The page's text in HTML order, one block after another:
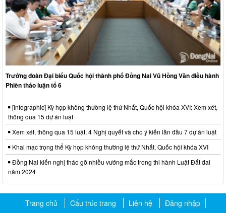
Trưởng đoàn Đại biểu Quốc hội thành phố Đồng Nai Vũ Hồng Văn điều hành
Phiên thảo luận tổ 6
[Infographic] Kỳ họp không thường lệ thứ Nhất, Quốc hội khóa XVI: Xem xét,
thông qua 15 dự án luật
Xem xét, thông qua 15 luật, 4 Nghị quyết và cho ý kiến lần đầu 7 dự án luật
Khai mạc trọng thể Kỳ họp không thường lệ thứ Nhất, Quốc hội khóa XVI
Đồng Nai kiến nghị tháo gỡ nhiều vướng mắc trong thi hành Luật Đất đai
năm 2024
Trang chủ Cấu trúc trang Liên hệ Đăng nhập